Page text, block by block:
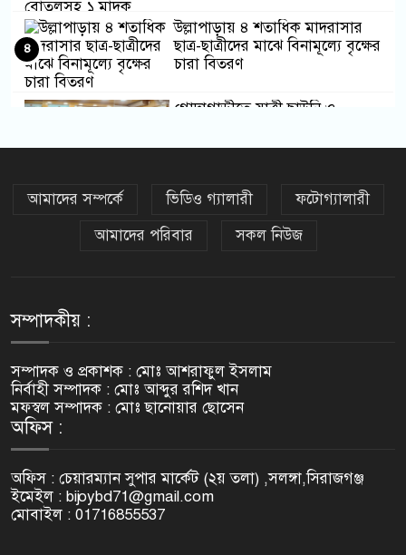
উল্লাপাড়ায় ৪ শতাধিক মাদরাসার
ছাত্র-ছাত্রীদের মাঝে বিনামূল্যে বৃক্ষের
চারা বিতরণ
৪
গোদাগাড়ীতে যাত্রী ছাউনি ও
কে স্মারকলিপি
সলঙ্গায় মৎস্য আড়ৎ সরকারি ভাবে
ইজারার দাবিতে মানববন্ধন
জীবন। মানবিকতার উজ্জ্বল দৃষ্টান্ত
স্থাপন করলেন হাজী আব্দুল মোমিন।
৮
আদালতে মামলা
৯
আমাদের সম্পর্কে ভিডিও গ্যালারী
ফটোগ্যালারী
আমাদের পরিবার
সকল নিউজ
সম্পাদকীয় :
সম্পাদক ও প্রকাশক : মোঃ আশরাফুল ইসলাম
নির্বাহী সম্পাদক : মোঃ আব্দুর রশিদ খান
মফস্বল সম্পাদক : মোঃ ছানোয়ার ছোসেন
অফিস :
অফিস : চেয়ারম্যান সুপার মার্কেট (২য় তলা) ,সলঙ্গা,সিরাজগঞ্জ
ইমেইল : bijoybd71@gmail.com
মোবাইল : 01716855537